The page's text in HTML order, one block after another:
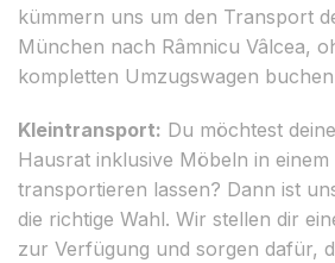
kümmern uns um den Transport
München nach Râmnicu Vâlcea,
kompletten Umzugswagen
Kleintransport: Du möchtest
Hausrat inklusive Möbeln in
transportieren lassen? Dann ist
die richtige Wahl. Wir stellen dir
zur Verfügung und sorgen dafür,